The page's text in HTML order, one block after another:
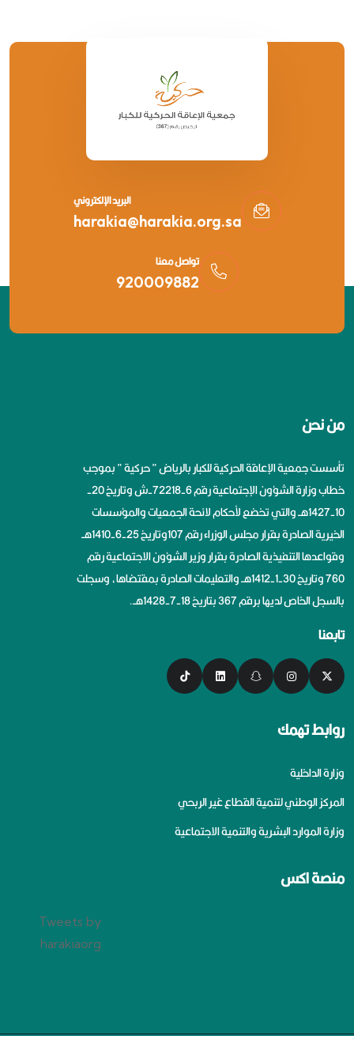
تواصل معنا
920009882
البريد الإلكتروني
harakia@harakia.org.sa
من نحن
تأسست جمعية الإعاقة الحركية للكبار بالرياض ” حركية ” بموجب
خطاب وزارة الشؤون الإجتماعية رقم 6-72218-ش وتاريخ 20-
10-1427هــ والتي تخضع لأحكام لائحة الجمعيات والمؤسسات
الخيرية الصادرة بقرار مجلس الوزراء رقم 107وتاريخ 25-6-1410هــ
وقواعدها التنفيذية الصادرة بقرار وزير الشؤون الاجتماعية رقم
760 وتاريخ 30-1-1412هــ والتعليمات الصادرة بمقتضاها، وسجلت
بالسجل الخاص لديها برقم 367 بتاريخ 18-7-1428هــ.
تابعنا
روابط تهمك
وزارة الداخلية
المركز الوطني لتنمية القطاع غير الربحي
وزارة الموارد البشرية والتنمية الاجتماعية
منصة اكس
Tweets by
harakiaorg